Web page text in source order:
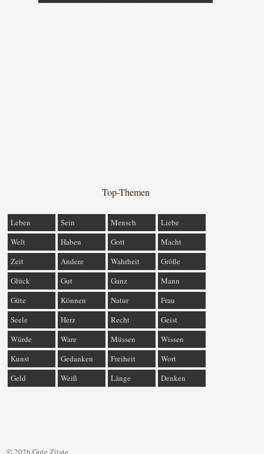
Top-Themen
Leben Sein Mensch
Liebe
Welt
Haben Gott
Macht
Zeit
Andere Wahrheit
Größe
Glück
Gut Ganz
Mann
Güte
Können Natur
Frau
Seele
Herz Recht
Geist
Würde
Ware Müssen
Wissen
Kunst
Gedanken Freiheit
Wort
Geld
Weiß Länge Denken
© 2026 Gute Zitate